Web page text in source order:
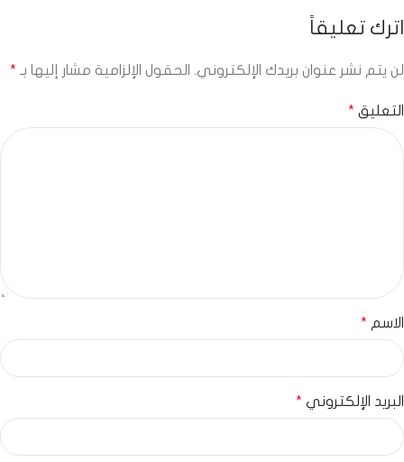
اترك تعليقاً
لن يتم نشر عنوان بريدك الإلكتروني. الحقول الإلزامية مشار إليها بـ *
التعليق *
الاسم *
البريد الإلكتروني *